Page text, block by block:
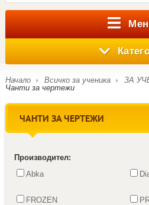
Начало Всичко за ученика
ЗА
Чанти за чертежи
ЧАНТИ ЗА ЧЕРТЕЖИ
Производител:
Abka
FROZEN